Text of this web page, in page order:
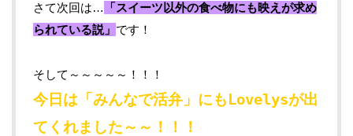
さて次回は…
「スイーツ以外の食べ物にも映えが求め
られている説」 です！
そして～～～～～！！！
今日は「みんなで活弁」にもLovelysが出
てくれました～～！！！